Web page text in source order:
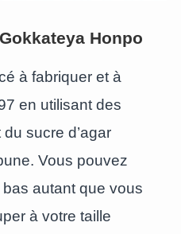
Honpo
à fabriquer et à
en utilisant des
sucre d’agar
Vous pouvez
autant que vous
à votre taille